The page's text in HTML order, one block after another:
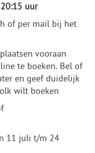
uur
of per mail bij het
vooraan
te boeken. Bel of
en geef duidelijk
wilt boeken
11 juli t/m 24